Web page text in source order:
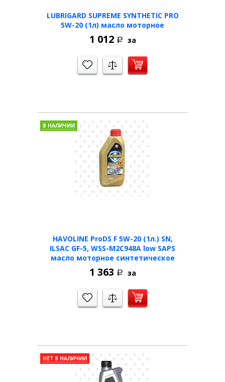
LUBRIGARD SUPREME SYNTHETIC PRO
5W-20 (1л) масло моторное
1 012 Р за
HAVOLINE ProDS F 5W-20 (1л.) SN,
ILSAC GF-5, WSS-M2C948A low SAPS
масло моторное синтетичеcкое
В НАЛИЧИИ
1 363 Р за
НЕТ В НАЛИЧИИ